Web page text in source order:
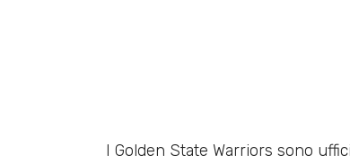
I Golden State Warriors sono